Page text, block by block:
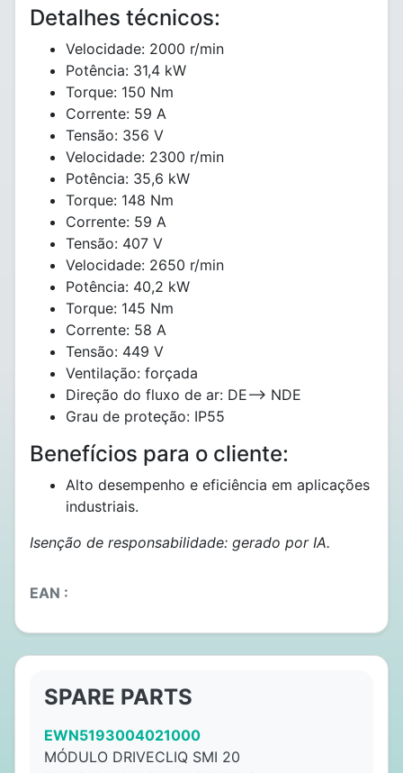
Detalhes técnicos:
Velocidade: 2000 r/min
Potência: 31,4 kW
Torque: 150 Nm
Corrente: 59 A
Tensão: 356 V
Velocidade: 2300 r/min
Potência: 35,6 kW
Torque: 148 Nm
Corrente: 59 A
Tensão: 407 V
Velocidade: 2650 r/min
Potência: 40,2 kW
Torque: 145 Nm
Corrente: 58 A
Tensão: 449 V
Ventilação: forçada
Direção do fluxo de ar: DE--> NDE
Grau de proteção: IP55
Benefícios para o cliente:
Alto desempenho e eficiência em aplicações
industriais.
Isenção de responsabilidade: gerado por IA.
EAN :
SPARE PARTS
EWN5193004021000
MÓDULO DRIVECLIQ SMI 20